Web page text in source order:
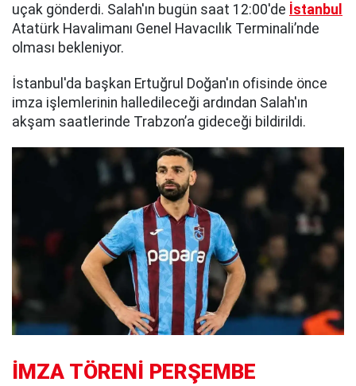
uçak gönderdi. Salah'ın bugün saat 12:00'de İstanbul
Atatürk Havalimanı Genel Havacılık Terminali’nde
olması bekleniyor.
İstanbul'da başkan Ertuğrul Doğan'ın ofisinde önce
imza işlemlerinin halledileceği ardından Salah'ın
akşam saatlerinde Trabzon’a gideceği bildirildi.
İMZA TÖRENİ PERŞEMBE